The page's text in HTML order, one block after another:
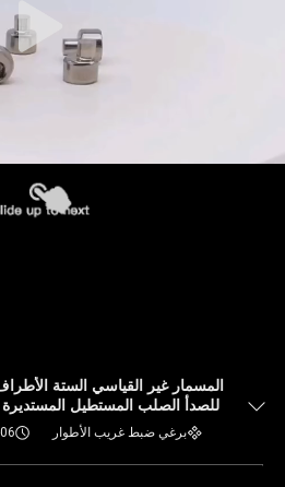
للصدأ الصلب المستطيل
برغي ضبط غريب الأطوار